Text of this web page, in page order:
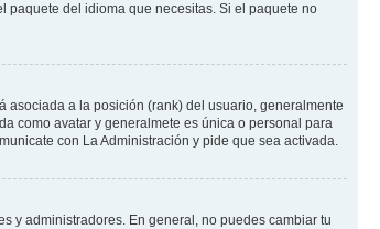
paquete del idioma que necesitas. Si el paquete no
a la posición (rank) del usuario, generalmente
como avatar y generalmete es única o personal para
con La Administración y pide que sea activada.
y administradores. En general, no puedes cambiar tu